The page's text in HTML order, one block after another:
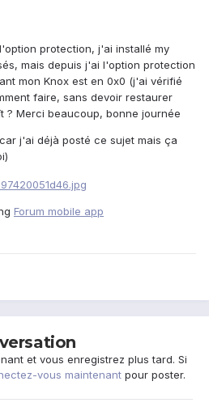
protection, j'ai installé my
mais depuis j'ai l'option protection
mon Knox est en 0x0 (j'ai vérifié
faire, sans devoir restaurer
? Merci beaucoup, bonne journée
j'ai déjà posté ce sujet mais ça
Forum mobile app
et vous enregistrez plus tard. Si
vous maintenant pour poster.